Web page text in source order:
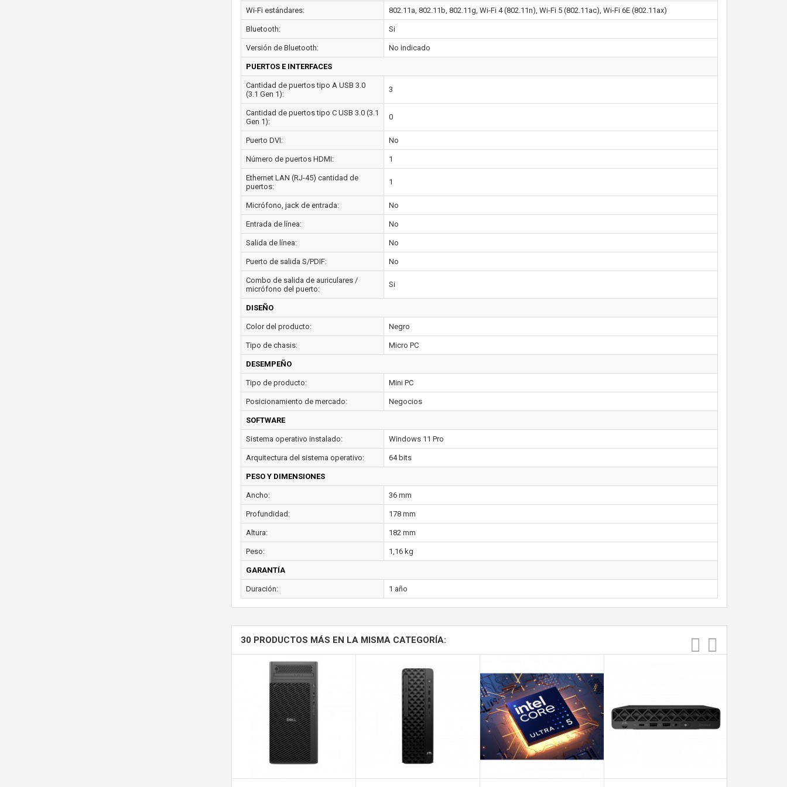
Wi-Fi estándares: 802.11a, 802.11b, 802.11g, Wi-Fi 4 (802.11n), Wi-Fi 5 (802.11ac), Wi-Fi 6E (802.11ax)
Bluetooth: Si
Versión de Bluetooth: No indicado
PUERTOS E INTERFACES
Cantidad de puertos tipo A USB 3.0
(3.1 Gen 1):
3
Cantidad de puertos tipo C USB 3.0 (3.1
Gen 1):
0
Puerto DVI: No
Número de puertos HDMI: 1
Ethernet LAN (RJ-45) cantidad de
puertos:
1
Micrófono, jack de entrada: No
Entrada de línea: No
Salida de línea: No
Puerto de salida S/PDIF: No
Combo de salida de auriculares /
micrófono del puerto:
Si
DISEÑO
Color del producto: Negro
Tipo de chasis: Micro PC
DESEMPEÑO
Tipo de producto: Mini PC
Posicionamiento de mercado: Negocios
SOFTWARE
Sistema operativo instalado: Windows 11 Pro
Arquitectura del sistema operativo: 64 bits
PESO Y DIMENSIONES
Ancho: 36 mm
Profundidad: 178 mm
Altura: 182 mm
Peso: 1,16 kg
GARANTÍA
Duración: 1 año
30 PRODUCTOS MÁS EN LA MISMA CATEGORÍA: